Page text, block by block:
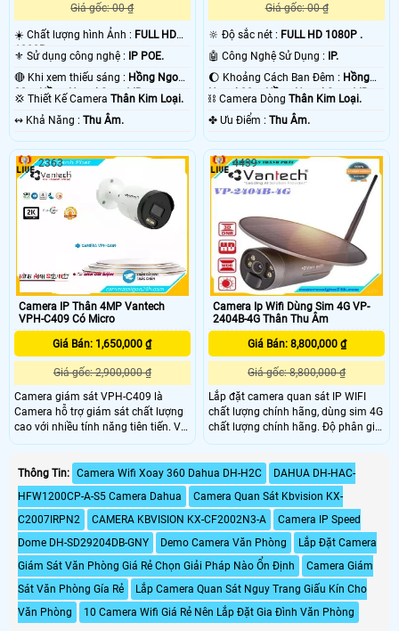
Giá gốc: 00 ₫
☀️ Chất lượng hình Ảnh : FULL HD
1080P .
⚜️ Sử dụng công nghệ : IP POE.
🔴 Khi xem thiếu sáng : Hồng Ngoại
30m Hồng Ngoại Smart IR.
💢 Thiết Kế Camera Thân Kim Loại.
️↭ Khả Năng : Thu Âm.
Giá gốc: 00 ₫
🔆 Độ sắc nét : FULL HD 1080P .
🤖️ Công Nghệ Sử Dụng : IP.
🌔 Khoảng Cách Ban Đêm : Hồng
Ngoại 30m Hồng Ngoại Smart IR.
⛓ Camera DòngThân Kim Loại.
️✤ Ưu Điểm :Thu Âm.
Camera IP Thân 4MP Vantech
VPH-C409 Có Micro
Giá Bán: 1,650,000 ₫
Giá gốc: 2,900,000 ₫
Camera giám sát VPH-C409 là
Camera hỗ trợ giám sát chất lượng
cao với nhiều tính năng tiên tiến. Với
công nghệ màu ban đêm, camera
ngược chiều ánh sáng, giúp cung
cấp hình ảnh chất lượng ngay cả
trong môi trường thiếu sáng
2363
Camera Ip Wifi Dùng Sim 4G VP-
2404B-4G Thân Thu Âm
Giá Bán: 8,800,000 ₫
Giá gốc: 8,800,000 ₫
Lắp đặt camera quan sát IP WIFI
chất lượng chính hãng, dùng sim 4G
chất lượng chính hãng. Độ phân giải
2.0MP (1920 x 1080) Camera wifi
đèn LEDs trợ sáng với ánh sáng kép
thông minh cho tầm nhìn ban đêm
đủ màu. Tích hợp cảm biến PIR
4439
Thông Tin: Camera Wifi Xoay 360 Dahua DH-H2C
DAHUA DH-HAC-
HFW1200CP-A-S5 Camera Dahua
Camera Quan Sát Kbvision KX-
C2007IRPN2
CAMERA KBVISION KX-CF2002N3-A
Camera IP Speed
Dome DH-SD29204DB-GNY
Demo Camera Văn Phòng
Lắp Đặt Camera
Giám Sát Văn Phòng Giá Rẻ Chọn Giải Pháp Nào Ổn Định
Camera Giám
Sát Văn Phòng Gía Rẻ
Lắp Camera Quan Sát Nguy Trang Giấu Kín Cho
Văn Phòng
10 Camera Wifi Giá Rẻ Nên Lắp Đặt Gia Đình Văn Phòng